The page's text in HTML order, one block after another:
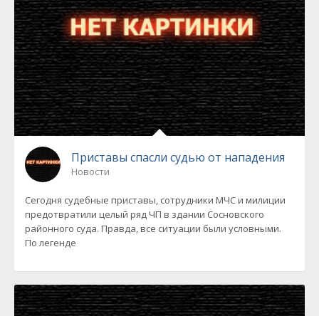
Приставы спасли судью от нападения
Новости
Сегодня судебные приставы, сотрудники МЧС и милиции
предотвратили целый ряд ЧП в здании Сосновского
районного суда. Правда, все ситуации были условными.
По легенде